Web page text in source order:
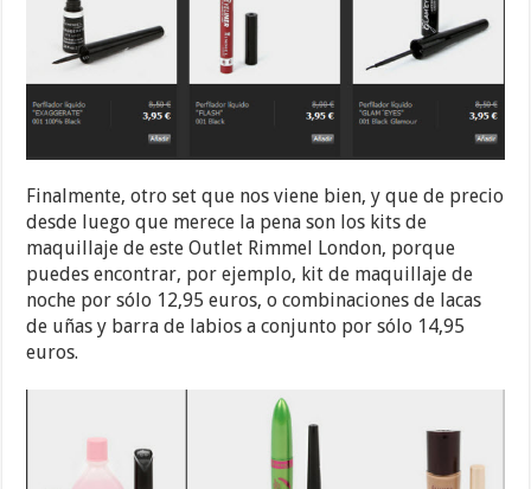
Finalmente, otro set que nos viene bien, y que de precio
desde luego que merece la pena son los kits de
maquillaje de este Outlet Rimmel London, porque
puedes encontrar, por ejemplo, kit de maquillaje de
noche por sólo 12,95 euros, o combinaciones de lacas
de uñas y barra de labios a conjunto por sólo 14,95
euros.